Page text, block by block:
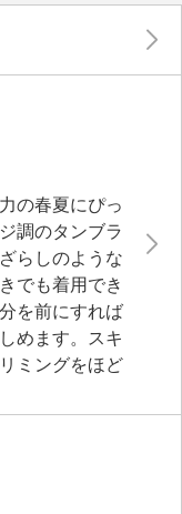
の春夏にぴっ
調のタンブラ
らしのような
でも着用でき
を前にすれば
めます。スキ
ミングをほど
シンプルなボ
を採用し、抜
。左右の裾に